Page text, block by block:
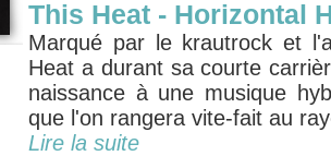
This Heat - Horizontal
Marqué par le krautrock et
Heat a durant sa courte
naissance à une musique
que l'on rangera vite-fait au
Lire la suite